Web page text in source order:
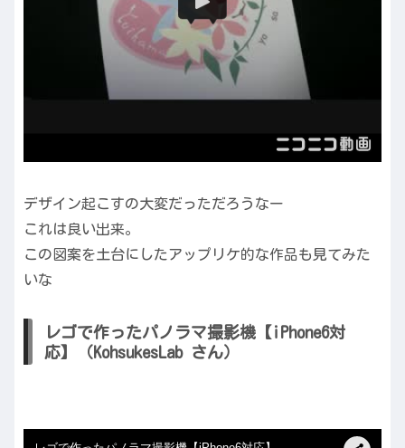
デザイン起こすの大変だっただろうなー
これは良い出来。
この図案を土台にしたアップリケ的な作品も見てみた
いな
レゴで作ったパノラマ撮影機【iPhone6対
応】（KohsukesLab さん）